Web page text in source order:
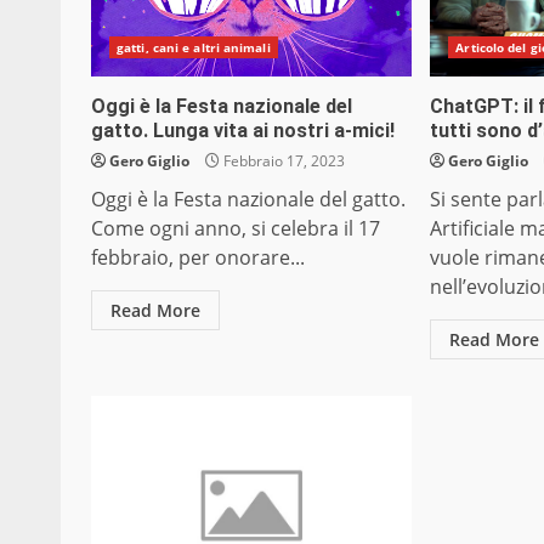
gatti, cani e altri animali
Oggi è la Festa nazionale del
gatto. Lunga vita ai nostri a-mici!
Gero Giglio Febbraio 17, 2023
Oggi è la Festa nazionale del gatto.
Come ogni anno, si celebra il 17
febbraio, per onorare...
Read More
Articolo del
ChatGPT: il
tutti sono
Gero Giglio
Si sente
Artificiale
vuole
Read More